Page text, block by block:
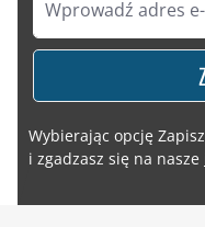
Wybierając opcję
i zgadzasz się na nasze